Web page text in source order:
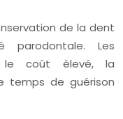
de la dent
parodontale. Les
le coût élevé, la
temps de guérison